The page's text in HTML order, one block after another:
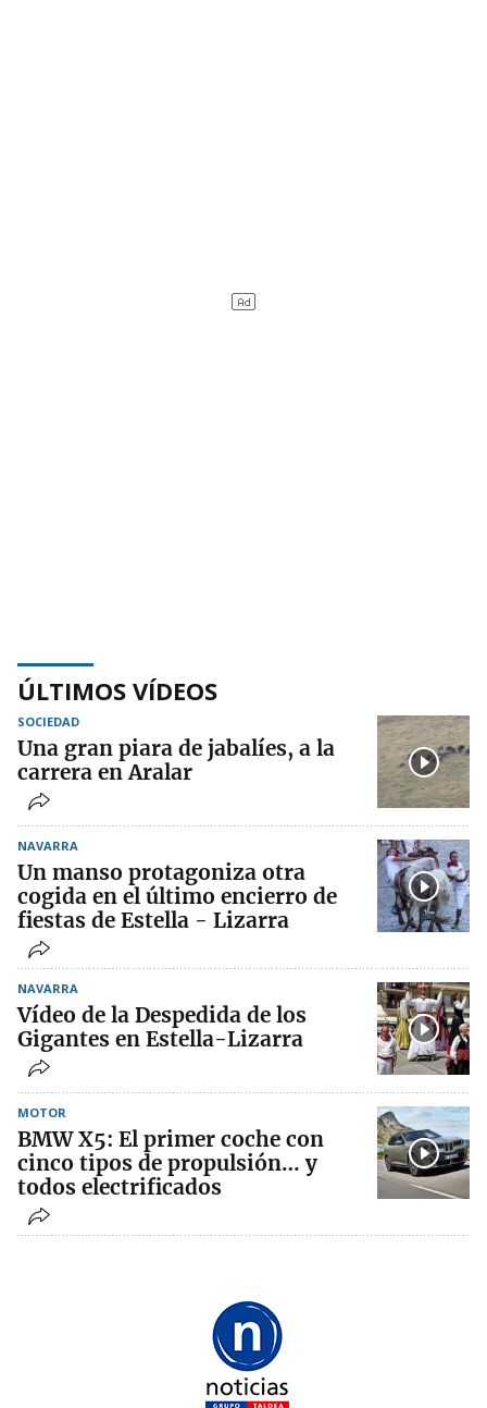
ÚLTIMOS VÍDEOS
SOCIEDAD
Una gran piara de jabalíes, a la
carrera en Aralar
NAVARRA
Un manso protagoniza otra
cogida en el último encierro de
fiestas de Estella - Lizarra
NAVARRA
Vídeo de la Despedida de los
Gigantes en Estella-Lizarra
MOTOR
BMW X5: El primer coche con
cinco tipos de propulsión… y
todos electrificados